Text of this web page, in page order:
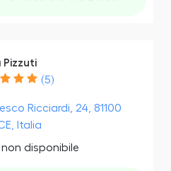
Pizzuti
(5)
Ricciardi, 24, 81100
Italia
disponibile